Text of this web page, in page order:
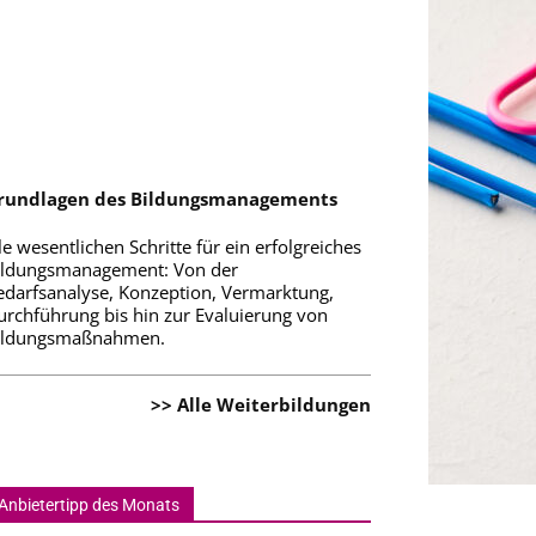
des Bildungsmanagements
wesentlichen Schritte für ein erfolgreiches
Von der
Konzeption, Vermarktung,
bis hin zur Evaluierung von
>> Alle Weiterbildungen
des Monats